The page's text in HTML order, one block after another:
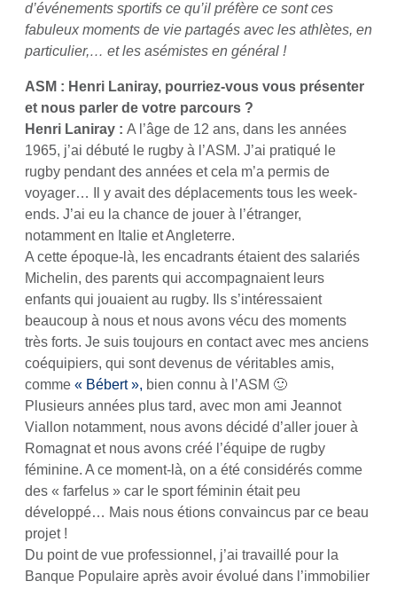
d’événements sportifs ce qu’il préfère ce sont ces
fabuleux moments de vie partagés avec les athlètes, en
particulier,… et les asémistes en général !
ASM : Henri Laniray, pourriez-vous vous présenter
et nous parler de votre parcours ?
Henri Laniray : A l’âge de 12 ans, dans les années
1965, j’ai débuté le rugby à l’ASM. J’ai pratiqué le
rugby pendant des années et cela m’a permis de
voyager… Il y avait des déplacements tous les week-
ends. J’ai eu la chance de jouer à l’étranger,
notamment en Italie et Angleterre.
A cette époque-là, les encadrants étaient des salariés
Michelin, des parents qui accompagnaient leurs
enfants qui jouaient au rugby. Ils s’intéressaient
beaucoup à nous et nous avons vécu des moments
très forts. Je suis toujours en contact avec mes anciens
coéquipiers, qui sont devenus de véritables amis,
comme « Bébert », bien connu à l’ASM 🙂
Plusieurs années plus tard, avec mon ami Jeannot
Viallon notamment, nous avons décidé d’aller jouer à
Romagnat et nous avons créé l’équipe de rugby
féminine. A ce moment-là, on a été considérés comme
des « farfelus » car le sport féminin était peu
développé… Mais nous étions convaincus par ce beau
projet !
Du point de vue professionnel, j’ai travaillé pour la
Banque Populaire après avoir évolué dans l’immobilier